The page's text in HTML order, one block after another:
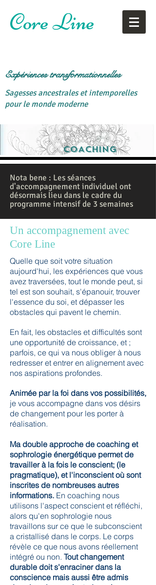
Core Line
Expériences transformationnelles
Sagesses ancestrales et intemporelles
pour le monde moderne
COACHING
Nota bene : Les séances
d'accompagnement individuel ont
désormais lieu dans le cadre du
programme intensif de 3 semaines
Un accompagnement avec
Core Line
Quelle que soit votre situation
aujourd'hui, les expériences que vous
avez traversées, tout le monde peut, si
tel est son souhait, s'épanouir, trouver
l'essence du soi, et dépasser les
obstacles qui pavent le chemin.
En fait, les obstacles et difficultés sont
une opportunité de croissance, et ;
parfois, ce qui va nous obliger à nous
redresser et entrer en alignement avec
nos aspirations profondes.
Animée par la foi dans vos possibilités,
je vous accompagne dans vos désirs
de changement pour les porter à
réalisation.
Ma double approche de coaching et
sophrologie énergétique permet de
travailler à la fois le conscient; (le
pragmatique), et l'inconscient où sont
inscrites de nombreuses autres
informations. En coaching nous
utilisons l'aspect conscient et réfléchi,
alors qu'en sophrologie nous
travaillons sur ce que le subconscient
a cristallisé dans le corps. Le corps
révèle ce que nous avons réellement
intégré ou non. Tout changement
durable doit s'enraciner dans la
conscience mais aussi être admis